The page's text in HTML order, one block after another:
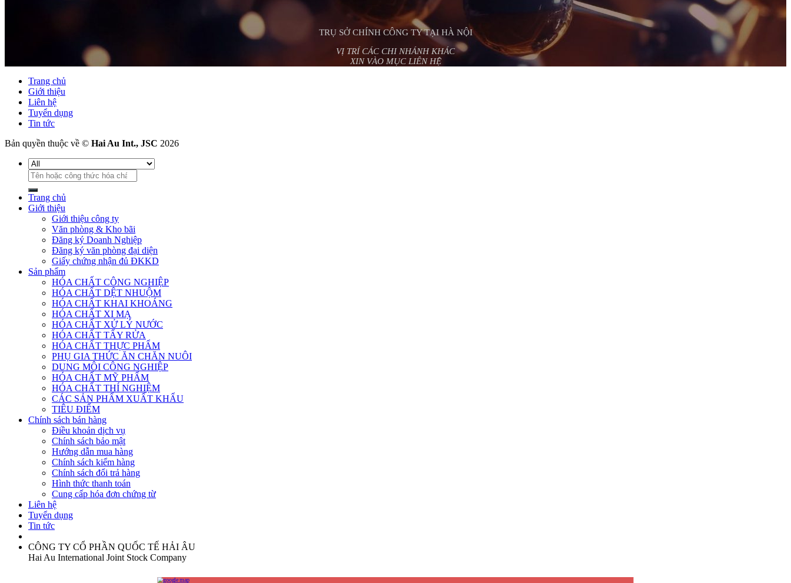
TRỤ SỞ CHÍNH CÔNG TY TẠI HÀ NỘI
VỊ TRÍ CÁC CHI NHÁNH KHÁC
XIN VÀO MỤC LIÊN HỆ
Trang chủ
Giới thiệu
Liên hệ
Tuyển dụng
Tin tức
Bản quyền thuộc về © Hai Au Int., JSC 2026
Tìm
kiếm:
Trang chủ
Giới thiệu
Giới thiệu công ty
Văn phòng & Kho bãi
Đăng ký Doanh Nghiệp
Đăng ký văn phòng đại diện
Giấy chứng nhận đủ ĐKKD
Sản phẩm
HÓA CHẤT CÔNG NGHIỆP
HÓA CHẤT DỆT NHUỘM
HÓA CHẤT KHAI KHOÁNG
HÓA CHẤT XI MẠ
HÓA CHẤT XỬ LÝ NƯỚC
HÓA CHẤT TẨY RỬA
HÓA CHẤT THỰC PHẨM
PHỤ GIA THỨC ĂN CHĂN NUÔI
DUNG MÔI CÔNG NGHIỆP
HÓA CHẤT MỸ PHẨM
HÓA CHẤT THÍ NGHIỆM
CÁC SẢN PHẨM XUẤT KHẨU
TIÊU ĐIỂM
Chính sách bán hàng
Điều khoản dịch vụ
Chính sách bảo mật
Hướng dẫn mua hàng
Chính sách kiểm hàng
Chính sách đổi trả hàng
Hình thức thanh toán
Cung cấp hóa đơn chứng từ
Liên hệ
Tuyển dụng
Tin tức
CÔNG TY CỔ PHẦN QUỐC TẾ HẢI ÂU
Hai Au International Joint Stock Company